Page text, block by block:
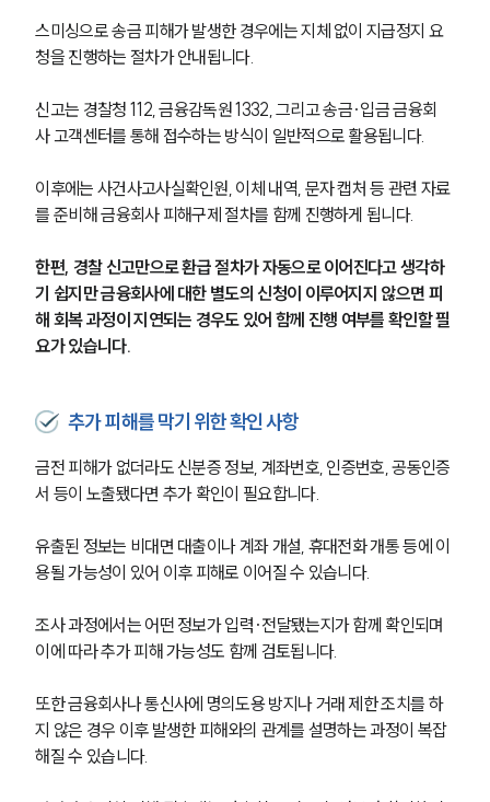
그룹소개
그룹소개
대륜의 강점
통합검색
AI대륜
업무사례
형사 주요 업무사례
사례분석/최신동향
형사 법률정보
형사소송·상담후기
업무분야
스미싱으로 송금 피해가 발생한 경우에는 지체 없이 지급정지 요
청을 진행하는 절차가 안내됩니다.
신고는 경찰청 112, 금융감독원 1332, 그리고 송금·입금 금융회
사 고객센터를 통해 접수하는 방식이 일반적으로 활용됩니다.
이후에는 사건사고사실확인원, 이체 내역, 문자 캡처 등 관련 자료
를 준비해 금융회사 피해구제 절차를 함께 진행하게 됩니다.
한편, 경찰 신고만으로 환급 절차가 자동으로 이어진다고 생각하
기 쉽지만 금융회사에 대한 별도의 신청이 이루어지지 않으면 피
해 회복 과정이 지연되는 경우도 있어 함께 진행 여부를 확인할 필
요가 있습니다.
추가 피해를 막기 위한 확인 사항
금전 피해가 없더라도 신분증 정보, 계좌번호, 인증번호, 공동인증
서 등이 노출됐다면 추가 확인이 필요합니다.
유출된 정보는 비대면 대출이나 계좌 개설, 휴대전화 개통 등에 이
용될 가능성이 있어 이후 피해로 이어질 수 있습니다.
조사 과정에서는 어떤 정보가 입력·전달됐는지가 함께 확인되며
이에 따라 추가 피해 가능성도 함께 검토됩니다.
또한 금융회사나 통신사에 명의도용 방지나 거래 제한 조치를 하
지 않은 경우 이후 발생한 피해와의 관계를 설명하는 과정이 복잡
해질 수 있습니다.